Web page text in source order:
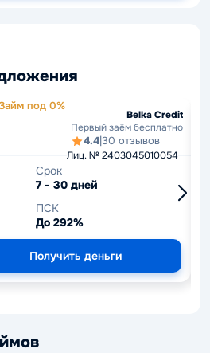
под 0%
Belka Credit
Первый заём бесплатно
Лиц. № 2403045010054
4.4|30 отзывов
Срок
7 - 30 дней
ПСК
До 292%
Получить деньги